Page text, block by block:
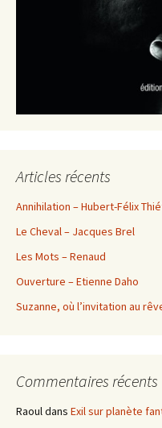
Articles récents
Annihilation – Hubert-Félix
Le Cheval – Jacques Brel
Les Mots – Renaud
Ouverture – Etienne Daho
Suzanne, où l’invitation au
Commentaires récents
Raouldans Exil sur planète